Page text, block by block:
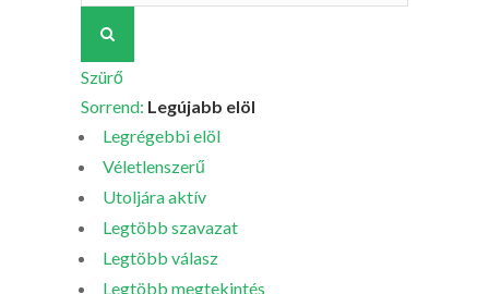
Szürő
Sorrend: Legújabb elöl
Legrégebbi elöl
Véletlenszerű
Utoljára aktív
Legtöbb szavazat
Legtöbb válasz
Legtöbb megtekintés